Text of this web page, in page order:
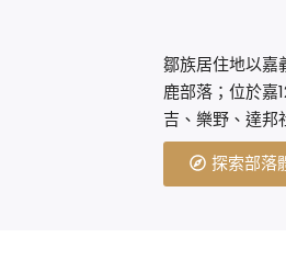
鄒族居住地以嘉
鹿部落；位於嘉
吉、樂野、達邦
探索部落